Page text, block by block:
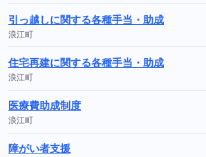
引っ越しに関する各種手当・助成
浪江町
住宅再建に関する各種手当・助成
浪江町
医療費助成制度
浪江町
障がい者支援